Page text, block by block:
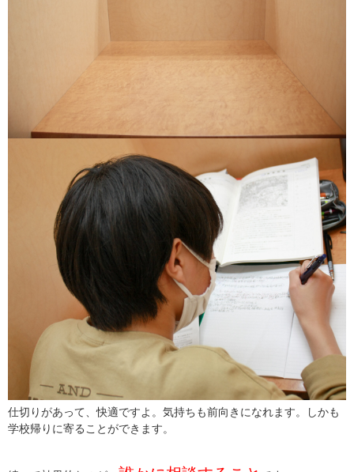
仕切りがあって、快適ですよ。気持ちも前向きになれます。しかも
学校帰りに寄ることができます。